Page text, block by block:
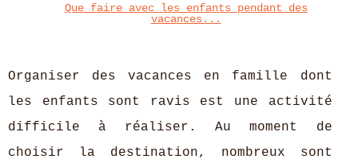
Que faire avec les enfants pendant des
vacances...
Organiser des vacances en famille dont
les enfants sont ravis est une activité
difficile à réaliser. Au moment de
choisir la destination, nombreux sont